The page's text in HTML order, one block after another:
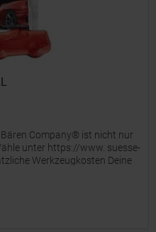
Company® ist nicht nur
unter https://www. suesse-
Werkzeugkosten Deine